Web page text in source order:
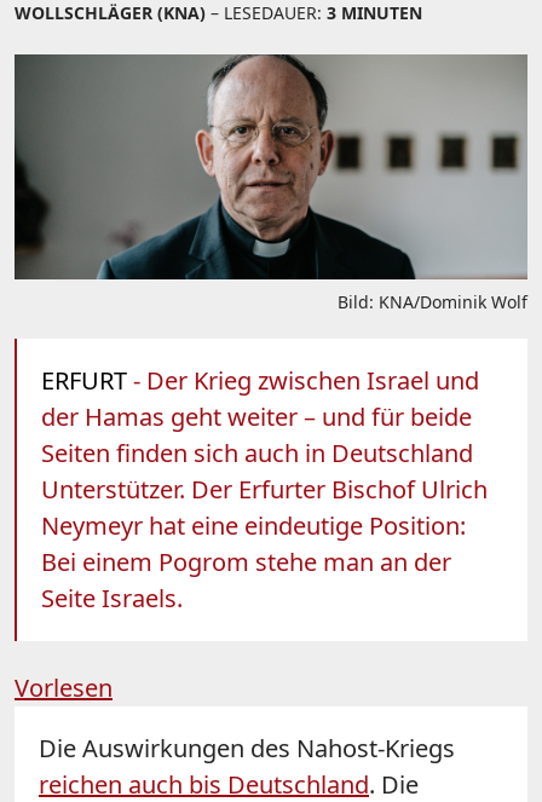
WOLLSCHLÄGER (KNA) – LESEDAUER: 3 MINUTEN
Bild: KNA/Dominik Wolf
ERFURT- Der Krieg zwischen Israel und
der Hamas geht weiter – und für beide
Seiten finden sich auch in Deutschland
Unterstützer. Der Erfurter Bischof Ulrich
Neymeyr hat eine eindeutige Position:
Bei einem Pogrom stehe man an der
Seite Israels.
Vorlesen
Die Auswirkungen des Nahost-Kriegs
reichen auch bis Deutschland. Die